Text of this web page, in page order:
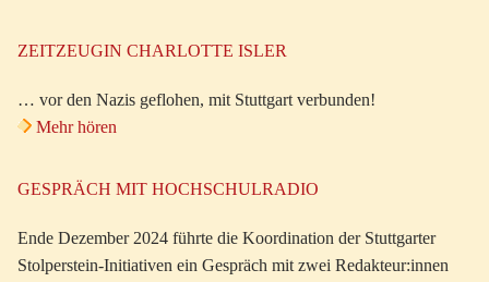
ZEITZEUGIN CHARLOTTE ISLER
… vor den Nazis geflohen, mit Stuttgart verbunden!
Mehr hören
GESPRÄCH MIT HOCHSCHULRADIO
Ende Dezember 2024 führte die Koordination der Stuttgarter
Stolperstein-Initiativen ein Gespräch mit zwei Redakteur:innen